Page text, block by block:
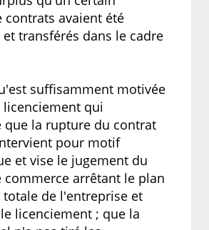
contrats avaient été
transférés dans le cadre
suffisamment motivée
qui
que la rupture du contrat
pour motif
et vise le jugement du
arrêtant le plan
totale de l'entreprise et
licenciement ; que la